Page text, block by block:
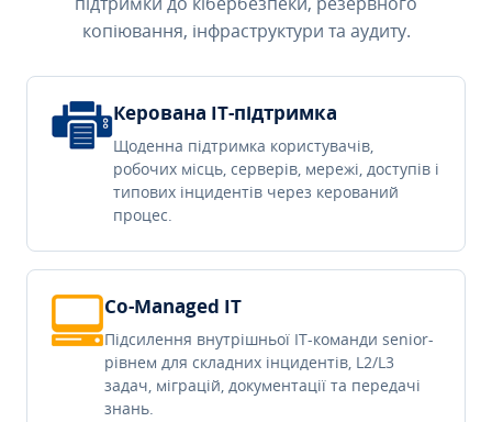
копіювання, інфраструктури та аудиту.
Керована IT-підтримка
Щоденна підтримка користувачів,
робочих місць, серверів, мережі, доступів і
типових інцидентів через керований
процес.
Co-Managed IT
Підсилення внутрішньої IT-команди senior-
рівнем для складних інцидентів, L2/L3
задач, міграцій, документації та передачі
знань.